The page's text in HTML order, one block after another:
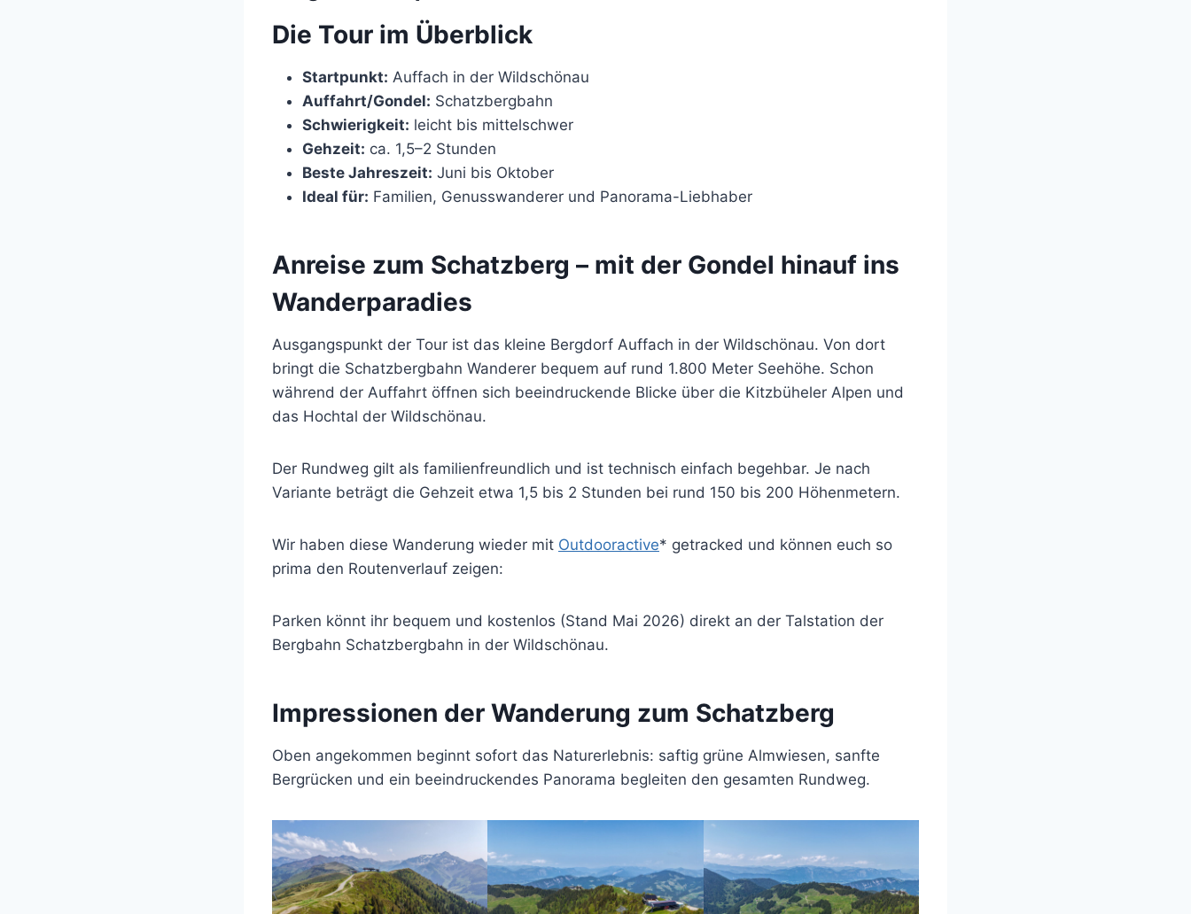
Die Tour im Überblick
Startpunkt: Auffach in der Wildschönau
Auffahrt/Gondel: Schatzbergbahn
Schwierigkeit: leicht bis mittelschwer
Gehzeit: ca. 1,5–2 Stunden
Beste Jahreszeit: Juni bis Oktober
Ideal für: Familien, Genusswanderer und Panorama-Liebhaber
Anreise zum Schatzberg – mit der Gondel hinauf ins
Wanderparadies
Ausgangspunkt der Tour ist das kleine Bergdorf Auffach in der Wildschönau. Von dort
bringt die Schatzbergbahn Wanderer bequem auf rund 1.800 Meter Seehöhe. Schon
während der Auffahrt öffnen sich beeindruckende Blicke über die Kitzbüheler Alpen und
das Hochtal der Wildschönau.
Der Rundweg gilt als familienfreundlich und ist technisch einfach begehbar. Je nach
Variante beträgt die Gehzeit etwa 1,5 bis 2 Stunden bei rund 150 bis 200 Höhenmetern.
Wir haben diese Wanderung wieder mit Outdooractive* getracked und können euch so
prima den Routenverlauf zeigen:
Parken könnt ihr bequem und kostenlos (Stand Mai 2026) direkt an der Talstation der
Bergbahn Schatzbergbahn in der Wildschönau.
Impressionen der Wanderung zum Schatzberg
Oben angekommen beginnt sofort das Naturerlebnis: saftig grüne Almwiesen, sanfte
Bergrücken und ein beeindruckendes Panorama begleiten den gesamten Rundweg.